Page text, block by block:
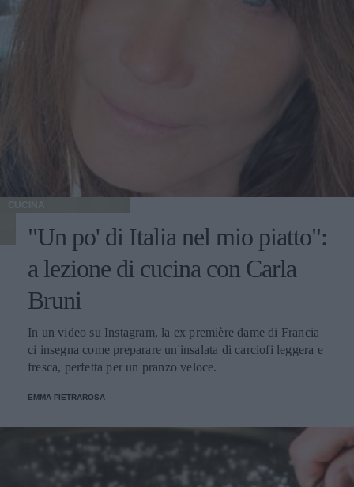
CUCINA
"Un po' di Italia nel mio piatto":
a lezione di cucina con Carla
Bruni
In un video su Instagram, la ex première dame di Francia
ci insegna come preparare un'insalata di carciofi leggera e
fresca, perfetta per un pranzo veloce.
EMMA PIETRAROSA